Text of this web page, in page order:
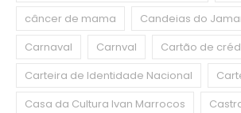
câncer de mama
Candeias do
Carnaval
Carnval
Cartão de
Carteira de Identidade Nacional
Casa da Cultura Ivan Marrocos